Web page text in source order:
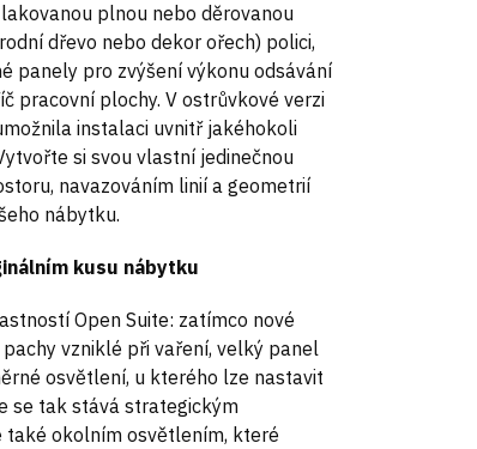
plnou nebo děrovanou
dřevo nebo dekor ořech) polici,
panely pro zvýšení výkonu odsávání
pracovní plochy. V ostrůvkové verzi
instalaci uvnitř jakéhokoli
si svou vlastní jedinečnou
navazováním linií a geometrií
nábytku.
kusu nábytku
Open Suite: zatímco nové
vzniklé při vaření, velký panel
osvětlení, u kterého lze nastavit
se tak stává strategickým
okolním osvětlením, které